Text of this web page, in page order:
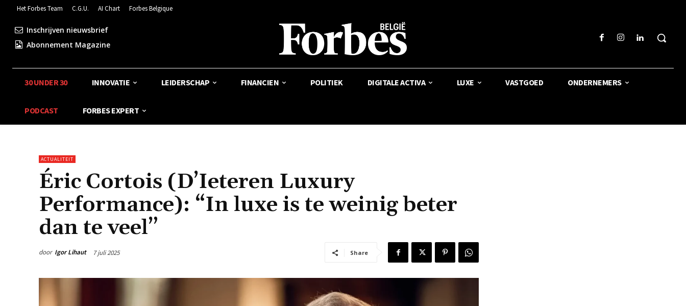
Het Forbes Team C.G.U. AI Chart Forbes Belgique
Inschrijven nieuwsbrief
Abonnement Magazine
30 UNDER 30 INNOVATIE LEIDERSCHAP FINANCIEN POLITIEK DIGITALE ACTIVA LUXE VASTGOED ONDERNEMERS
PODCAST FORBES EXPERT
ACTUALITEIT
Éric Cortois (D’Ieteren Luxury
Performance): “In luxe is te weinig beter
dan te veel”
door Igor Lihaut 7 juli 2025 Share